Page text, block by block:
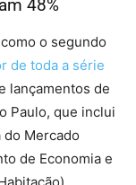
48%
o segundo
de toda a série
lançamentos de
Paulo, que inclui
do Mercado
de Economia e